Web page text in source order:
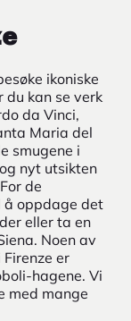
ikoniske
du kan se verk
da Vinci,
Maria del
smugene i
nyt utsikten
de
å oppdage det
eller ta en
Noen av
er
hagene. Vi
med mange